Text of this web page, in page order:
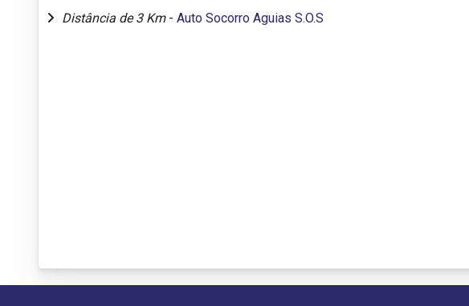
Distância de 3 Km - Auto Socorro Aguias S.O.S